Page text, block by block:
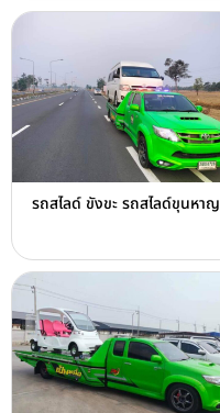
รถสไลด์ ขังขะ รถสไลด์ขุนหาญ